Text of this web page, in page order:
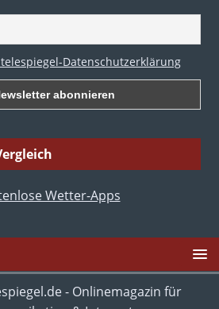
Datenschutzerklärung
- Onlinemagazin für